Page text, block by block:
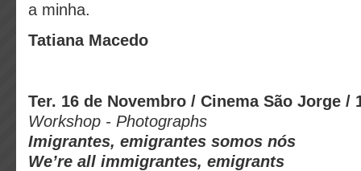
a minha.
Tatiana Macedo
Ter. 16 de Novembro / Cinema São Jorge /
Workshop - Photographs
Imigrantes, emigrantes somos nós
We’re all immigrantes, emigrants